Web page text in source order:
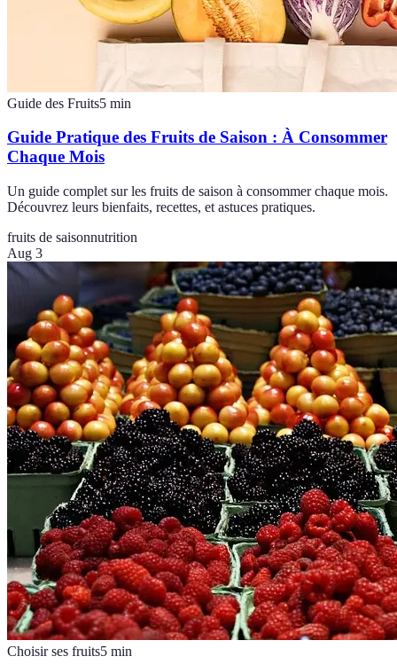
Guide des Fruits5 min
Guide Pratique des Fruits de Saison : À Consommer
Chaque Mois
Un guide complet sur les fruits de saison à consommer chaque mois.
Découvrez leurs bienfaits, recettes, et astuces pratiques.
fruits de saisonnutrition
Aug 3
Choisir ses fruits5 min